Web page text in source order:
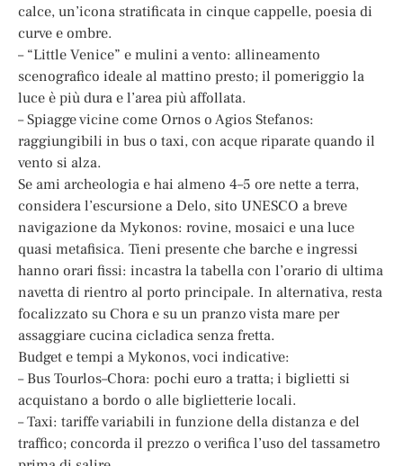
calce, un’icona stratificata in cinque cappelle, poesia di
curve e ombre.
– “Little Venice” e mulini a vento: allineamento
scenografico ideale al mattino presto; il pomeriggio la
luce è più dura e l’area più affollata.
– Spiagge vicine come Ornos o Agios Stefanos:
raggiungibili in bus o taxi, con acque riparate quando il
vento si alza.
Se ami archeologia e hai almeno 4–5 ore nette a terra,
considera l’escursione a Delo, sito UNESCO a breve
navigazione da Mykonos: rovine, mosaici e una luce
quasi metafisica. Tieni presente che barche e ingressi
hanno orari fissi: incastra la tabella con l’orario di ultima
navetta di rientro al porto principale. In alternativa, resta
focalizzato su Chora e su un pranzo vista mare per
assaggiare cucina cicladica senza fretta.
Budget e tempi a Mykonos, voci indicative:
– Bus Tourlos–Chora: pochi euro a tratta; i biglietti si
acquistano a bordo o alle biglietterie locali.
– Taxi: tariffe variabili in funzione della distanza e del
traffico; concorda il prezzo o verifica l’uso del tassametro